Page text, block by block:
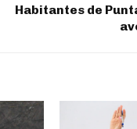
Habitantes de